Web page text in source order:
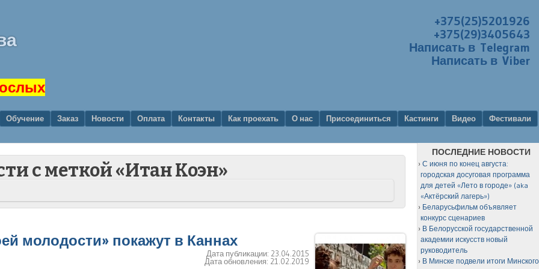
+375(25)5201926
+375(29)3405643
Написать в Telegram
Написать в Viber
Обучение Заказ Новости Оплата Контакты Как проехать О нас Присоединиться Кастинги Видео
Фестивали
с меткой «Итан Коэн»
молодости» покажут в Каннах
Дата публикации: 23.04.2015
Дата обновления: 21.02.2019
ПОСЛЕДНИЕ НОВОСТИ
С июня по конец августа:
городская досуговая программа
для детей «Лето в городе» (aka
«Актёрский лагерь»)
Беларусьфильм объявляет
конкурс сценариев
В Белорусской государственной
академии искусств новый
руководитель
В Минске подвели итоги Минского